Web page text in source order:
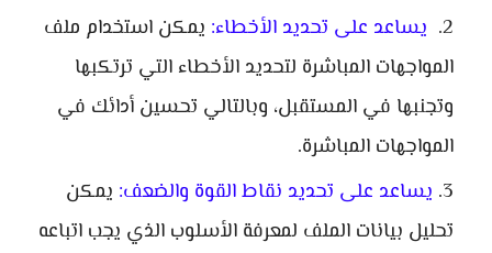
يساعد على تحديد الأخطاء: يمكن استخدام ملف
المواجهات المباشرة لتحديد الأخطاء التي ترتكبها
وتجنبها في المستقبل، وبالتالي تحسين أدائك في
المواجهات المباشرة.
يساعد على تحديد نقاط القوة والضعف: يمكن
تحليل بيانات الملف لمعرفة الأسلوب الذي يجب اتباعه